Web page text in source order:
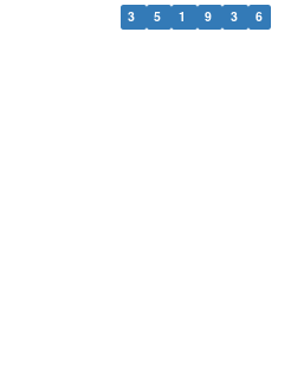
3 5 1 9 3 6